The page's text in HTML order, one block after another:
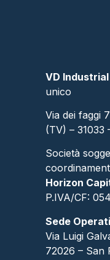
VD
unico
Via dei faggi
(TV) – 31033
Società
Horizon
P.IVA/CF:
Sede
Via Luigi
72026 – San